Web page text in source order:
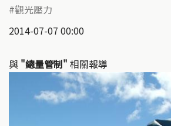
觀光壓力
2014-07-07 00:00
與 "總量管制" 相關報導